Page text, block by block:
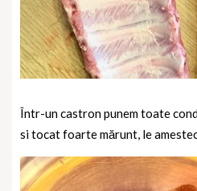
Într-un castron punem toate
si tocat foarte mărunt, le